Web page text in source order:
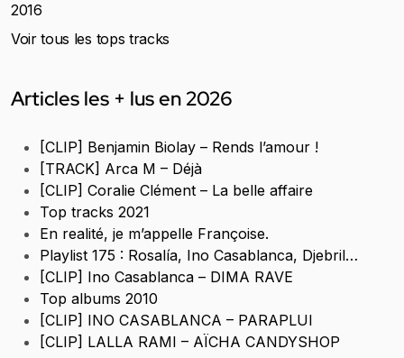
2016
Voir tous les tops tracks
Articles les + lus en 2026
[CLIP] Benjamin Biolay – Rends l’amour !
[TRACK] Arca M – Déjà
[CLIP] Coralie Clément – La belle affaire
Top tracks 2021
En realité, je m’appelle Françoise.
Playlist 175 : Rosalía, Ino Casablanca, Djebril…
[CLIP] Ino Casablanca – DIMA RAVE
Top albums 2010
[CLIP] INO CASABLANCA – PARAPLUI
[CLIP] LALLA RAMI – AÏCHA CANDYSHOP